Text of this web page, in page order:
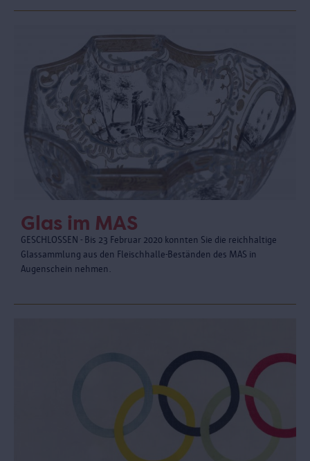
Glas im MAS
GESCHLOSSEN - Bis 23 Februar 2020 konnten Sie die reichhaltige
Glassammlung aus den Fleischhalle-Beständen des MAS in
Augenschein nehmen.